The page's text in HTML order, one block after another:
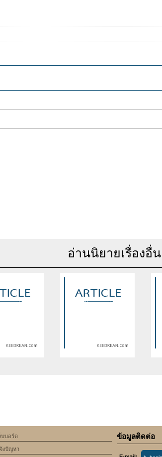
อ่านนิยายเรื่องอื่น
include/article/show.php
line534
งนี้มีคนอยู่รึเปล่า
บ [Yaoi]
/home/keedkean/domains/
#STAY WITH ME. [ Boy's love
]
/
วันๆ
บบอร์ด
งปัญหา
ข้อมูลติดต่อ